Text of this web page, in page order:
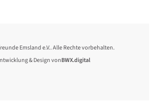
Emsland e.V.. Alle Rechte vorbehalten.
& Design vonBWX.digital